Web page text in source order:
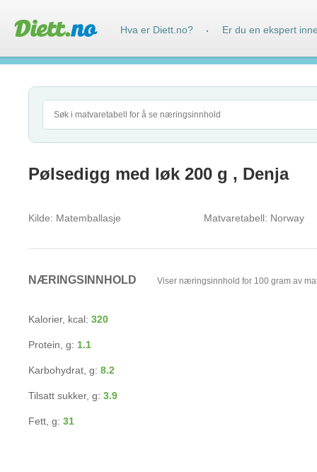
Pølsedigg med løk 200 g , Denja
Kilde: Matemballasje Matvaretabell: Norway
NÆRINGSINNHOLD Viser næringsinnhold for 100 gram av
Kalorier, kcal: 320
Protein, g: 1.1
Karbohydrat, g: 8.2
Tilsatt sukker, g: 3.9
Fett, g: 31
Hva er Diett.no? · Er du en ekspert